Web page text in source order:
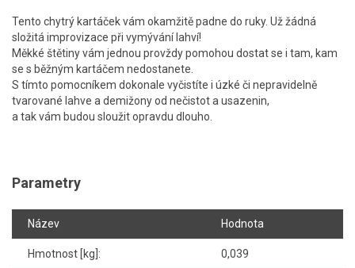
Tento chytrý kartáček vám okamžitě padne do ruky. Už žádná
složitá improvizace při vymývání lahví!
Měkké štětiny vám jednou provždy pomohou dostat se i tam, kam
se s běžným kartáčem nedostanete.
S tímto pomocníkem dokonale vyčistíte i úzké či nepravidelně
tvarované lahve a demižony od nečistot a usazenin,
a tak vám budou sloužit opravdu dlouho.
Parametry
Název Hodnota
Hmotnost [kg]: 0,039